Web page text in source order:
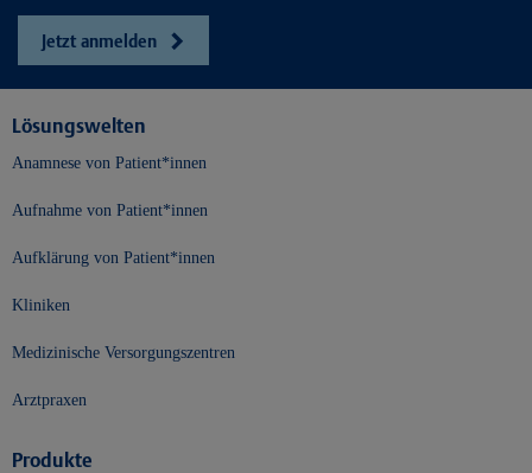
Jetzt anmelden
Lösungswelten
Anamnese von Patient*innen
Aufnahme von Patient*innen
Aufklärung von Patient*innen
Kliniken
Medizinische Versorgungszentren
Arztpraxen
Produkte